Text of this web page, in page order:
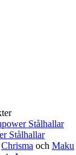
Stålhallar
Stålhallar
Chrisma och Maku